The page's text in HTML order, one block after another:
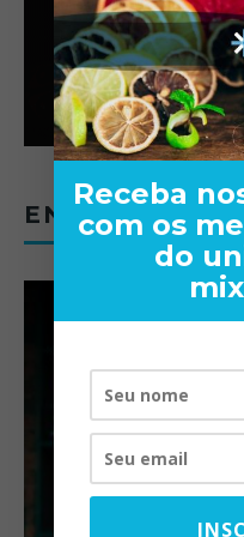
ENTREVISTAS
Receba
com os
do